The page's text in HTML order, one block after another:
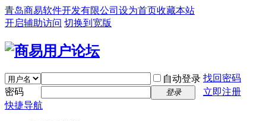
青岛商易软件开发有限公司 设为首页收藏本站
开启辅助访问 切换到宽版
自动登录 找回密码
密码
登录
立即注册
快捷导航